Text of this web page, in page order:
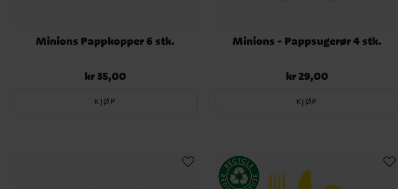
Minions Pappkopper 6 stk.
Pris :kr 35,00
kr 35,00
KJØP
Minions - Pappsugerør 4 stk.
Pris :kr 29,00
kr 29,00
KJØP